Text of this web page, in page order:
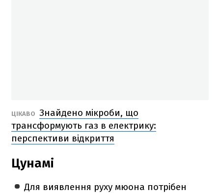
ЦІКАВО Знайдено мікроби, що
трансформують газ в електрику:
перспективи відкриття
Цунамі
Для виявлення руху мюона потрібен